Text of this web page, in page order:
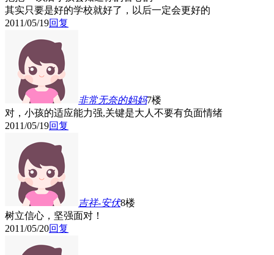
其实只要是好的学校就好了，以后一定会更好的
2011/05/19回复
非常无奈的妈妈7楼
对，小孩的适应能力强,关键是大人不要有负面情绪
2011/05/19回复
吉祥-安伏8楼
树立信心，坚强面对！
2011/05/20回复